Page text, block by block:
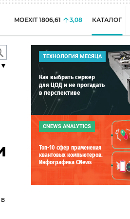
MOEXIT 1806,61 3,08 КАТАЛОГ
▼
ТЕХНОЛОГИЯ МЕСЯЦА
Как выбрать сервер
для ЦОД и не прогадать
в перспективе
CNEWS ANALYTICS
Топ-10 сфер применения
квантовых компьютеров.
Инфографика CNews